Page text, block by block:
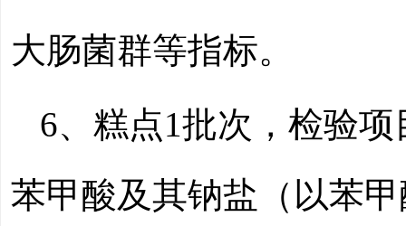
大肠菌群等指标。
6、糕点1批次，检验
苯甲酸及其钠盐（以苯